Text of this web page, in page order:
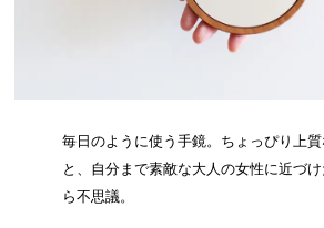
毎日のように使う手鏡。ちょっぴり上
と、自分まで素敵な大人の女性に近づ
ら不思議。